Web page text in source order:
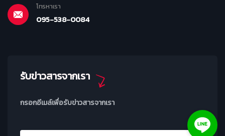
โทรหาเรา
095-538-0084
รับข่าวสารจากเรา
กรอกอีเมล์เพื่อรับข่าวสารจากเรา